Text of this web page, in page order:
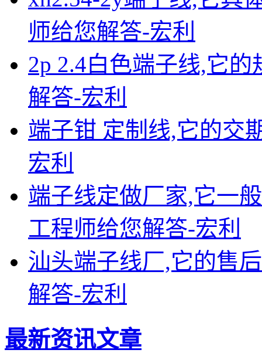
师给您解答-宏利
2p 2.4白色端子线,它
解答-宏利
端子钳 定制线,它的交
宏利
端子线定做厂家,它一
工程师给您解答-宏利
汕头端子线厂,它的售
解答-宏利
最新资讯文章